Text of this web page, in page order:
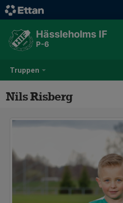
Truppen
Hässleholms IF
P-6
Nils Risberg